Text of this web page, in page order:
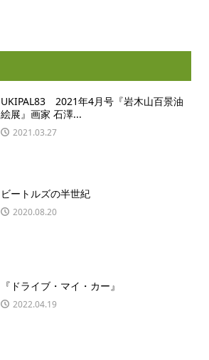
UKIPAL83 2021年4月号『岩木山百景油
絵展』画家 石澤...
2021.03.27
ビートルズの半世紀
2020.08.20
『ドライブ・マイ・カー』
2022.04.19